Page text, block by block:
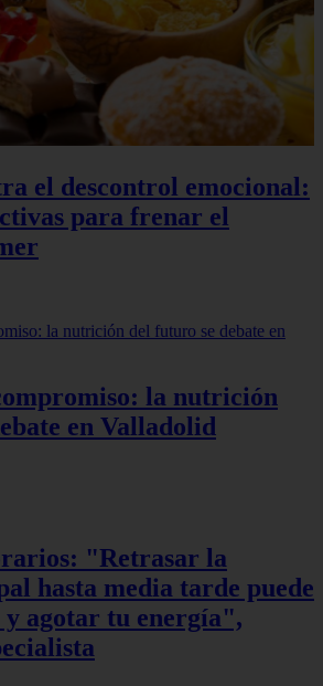
el descontrol emocional:
para frenar el
la nutrición
en Valladolid
"Retrasar la
hasta media tarde puede
y agotar tu energía",